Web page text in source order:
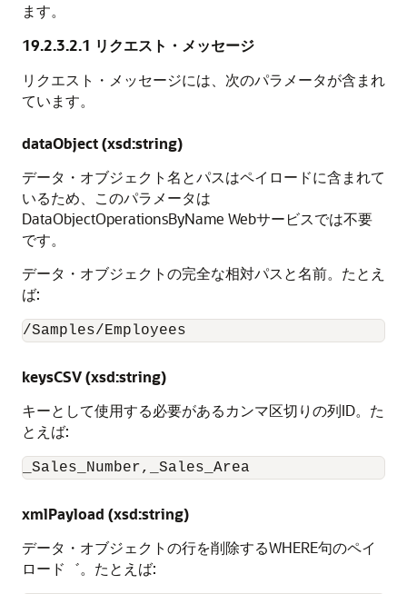
ます。
19.2.3.2.1 リクエスト・メッセージ
リクエスト・メッセージには、次のパラメータが含まれ
ています。
dataObject (xsd:string)
データ・オブジェクト名とパスはペイロードに含まれて
いるため、このパラメータは
DataObjectOperationsByName Webサービスでは不要
です。
データ・オブジェクトの完全な相対パスと名前。たとえ
ば:
/Samples/Employees
keysCSV (xsd:string)
キーとして使用する必要があるカンマ区切りの列ID。た
とえば:
_Sales_Number,_Sales_Area
xmlPayload (xsd:string)
データ・オブジェクトの行を削除するWHERE句のペイ
ロード゛。たとえば: